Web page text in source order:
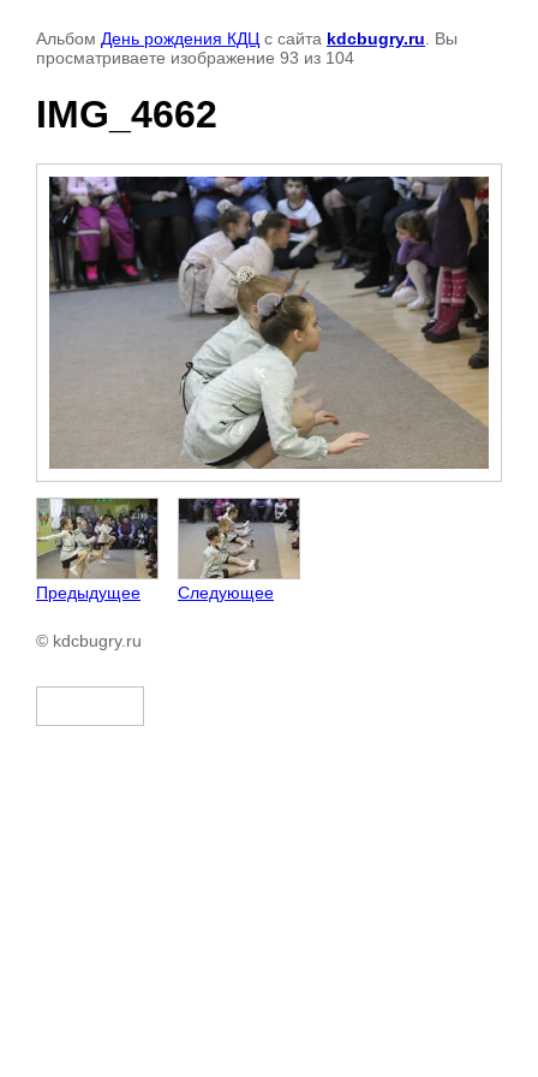
Альбом День рождения КДЦ с сайта kdcbugry.ru . Вы
просматриваете изображение 93 из 104
IMG_4662
Предыдущее Следующее
© kdcbugry.ru